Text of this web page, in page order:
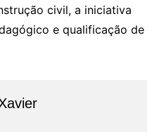
civil, a iniciativa
e qualificação de